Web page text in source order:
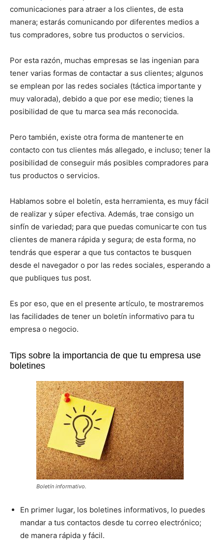
comunicaciones para atraer a los clientes, de esta
manera; estarás comunicando por diferentes medios a
tus compradores, sobre tus productos o servicios.
Por esta razón, muchas empresas se las ingenian para
tener varias formas de contactar a sus clientes; algunos
se emplean por las redes sociales (táctica importante y
muy valorada), debido a que por ese medio; tienes la
posibilidad de que tu marca sea más reconocida.
Pero también, existe otra forma de mantenerte en
contacto con tus clientes más allegado, e incluso; tener la
posibilidad de conseguir más posibles compradores para
tus productos o servicios.
Hablamos sobre el boletín, esta herramienta, es muy fácil
de realizar y súper efectiva. Además, trae consigo un
sinfín de variedad; para que puedas comunicarte con tus
clientes de manera rápida y segura; de esta forma, no
tendrás que esperar a que tus contactos te busquen
desde el navegador o por las redes sociales, esperando a
que publiques tus post.
Es por eso, que en el presente artículo, te mostraremos
las facilidades de tener un boletín informativo para tu
empresa o negocio.
Tips sobre la importancia de que tu empresa use
boletines
Boletín informativo.
En primer lugar, los boletines informativos, lo puedes
mandar a tus contactos desde tu correo electrónico;
de manera rápida y fácil.